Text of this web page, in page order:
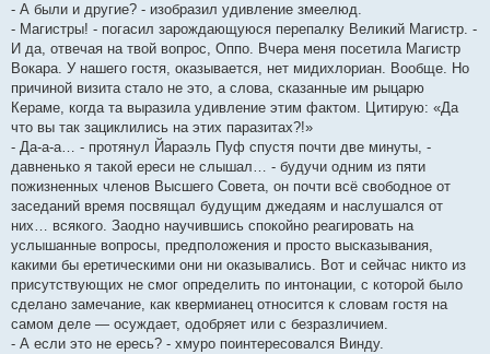
- А были и другие? - изобразил удивление змеелюд.
- Магистры! - погасил зарождающуюся перепалку Великий Магистр. -
И да, отвечая на твой вопрос, Оппо. Вчера меня посетила Магистр
Вокара. У нашего гостя, оказывается, нет мидихлориан. Вообще. Но
причиной визита стало не это, а слова, сказанные им рыцарю
Кераме, когда та выразила удивление этим фактом. Цитирую: «Да
что вы так зациклились на этих паразитах?!»
- Да-а-а… - протянул Йараэль Пуф спустя почти две минуты, -
давненько я такой ереси не слышал… - будучи одним из пяти
пожизненных членов Высшего Совета, он почти всё свободное от
заседаний время посвящал будущим джедаям и наслушался от
них… всякого. Заодно научившись спокойно реагировать на
услышанные вопросы, предположения и просто высказывания,
какими бы еретическими они ни оказывались. Вот и сейчас никто из
присутствующих не смог определить по интонации, с которой было
сделано замечание, как квермианец относится к словам гостя на
самом деле — осуждает, одобряет или с безразличием.
- А если это не ересь? - хмуро поинтересовался Винду.